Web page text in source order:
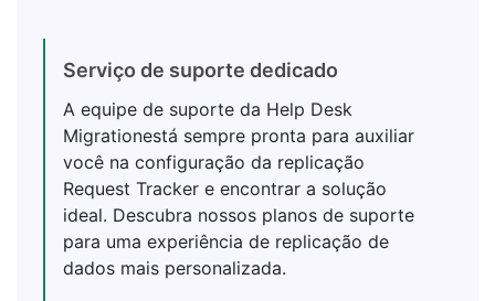
Serviço de suporte dedicado
A equipe de suporte da Help Desk
Migrationestá sempre pronta para auxiliar
você na configuração da replicação
Request Tracker e encontrar a solução
ideal. Descubra nossos planos de suporte
para uma experiência de replicação de
dados mais personalizada.